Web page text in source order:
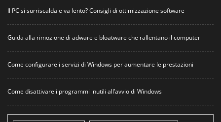
Il PC si surriscalda e va lento? Consigli di ottimizzazione software
Guida alla rimozione di adware e bloatware che rallentano il computer
Come configurare i servizi di Windows per aumentare le prestazioni
Come disattivare i programmi inutili all’avvio di Windows